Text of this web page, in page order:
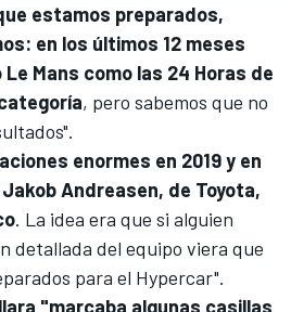
estamos preparados,
en los últimos 12 meses
Mans como las 24 Horas de
, pero sabemos que no
enormes en 2019 y en
Andreasen, de Toyota,
. La idea era que si alguien
detallada del equipo viera que
para el Hypercar".
"marcaba algunas casillas